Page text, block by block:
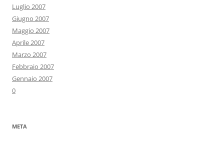
Luglio 2007
Giugno 2007
Maggio 2007
Aprile 2007
Marzo 2007
Febbraio 2007
Gennaio 2007
0
META